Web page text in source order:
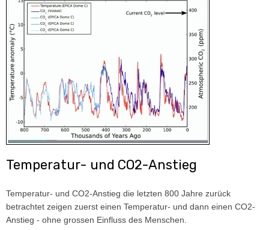
Temperatur- und CO2-Anstieg
Temperatur- und CO2-Anstieg die letzten 800 Jahre zurück
betrachtet zeigen zuerst einen Temperatur- und dann einen CO2-
Anstieg - ohne grossen Einfluss des Menschen.